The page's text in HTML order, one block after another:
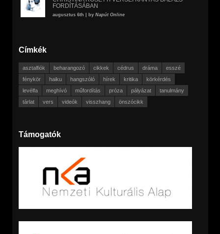
FORDÍTÁSÁBAN
augusztus 6th | by Napút Online
Címkék
asztalfiók beharangozó cikkek cédrus dráma
esszé
fénykör
haiku hangszóló hírek kritika
körkérdés
levélfa
meghívó műfordítás próza pályázat
tanulmány
tárlat
vers videók visszhang önszócikk
Támogatók